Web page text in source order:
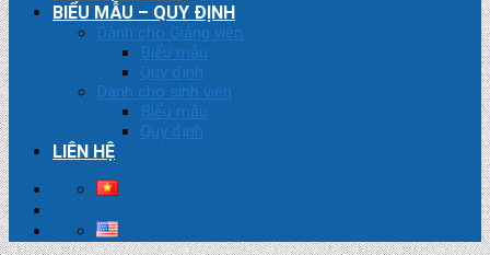
BIỂU MẪU – QUY ĐỊNH
Dành cho Giảng viên
Biểu mẫu
Quy định
Dành cho sinh viên
Biểu mẫu
Quy định
LIÊN HỆ